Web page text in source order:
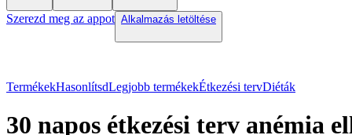
Szerezd meg az appot Alkalmazás letöltése
TermékekHasonlítsdLegjobb termékekÉtkezési tervDiéták
30 napos étkezési terv anémia